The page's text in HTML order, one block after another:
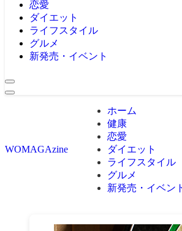
恋愛
ダイエット
ライフスタイル
グルメ
新発売・イベント
WOMAGAzine
ホーム
健康
恋愛
ダイエット
ライフスタイル
グルメ
新発売・イベン